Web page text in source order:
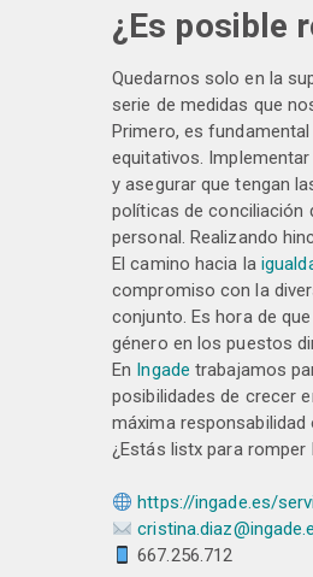
¿Es posible
Quedarnos solo en la
serie de medidas que
Primero, es
equitativos.
y asegurar que tengan
políticas de conciliación
personal. Realizando
El camino hacia la
compromiso con la
conjunto. Es hora de
género en los puestos
En Ingade trabajamos
posibilidades de crecer
máxima
¿Estás listx para
https://ingade.es/
667.256.712